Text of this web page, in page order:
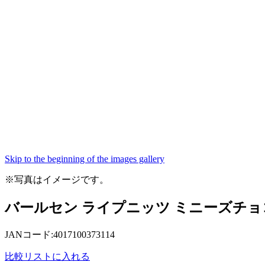
Skip to the beginning of the images gallery
※写真はイメージです。
バールセン ライプニッツ ミニーズチョ
JANコード:4017100373114
比較リストに入れる